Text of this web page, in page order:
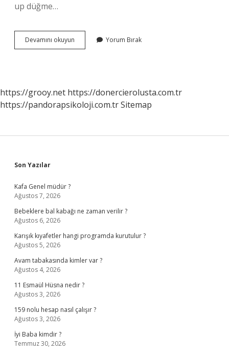
up düğme…
Devamını okuyun
Up
Yorum Bırak
https://grooy.net https://donercierolusta.com.tr
https://pandorapsikoloji.com.trSitemap
Sidebar
Son Yazılar
Kafa Genel müdür ?
Ağustos 7, 2026
Bebeklere bal kabağı ne zaman verilir ?
Ağustos 6, 2026
Karışık kıyafetler hangi programda kurutulur ?
Ağustos 5, 2026
Avam tabakasında kimler var ?
Ağustos 4, 2026
11 Esmaül Hüsna nedir ?
Ağustos 3, 2026
159 nolu hesap nasıl çalışır ?
Ağustos 3, 2026
İyi Baba kimdir ?
Temmuz 30, 2026